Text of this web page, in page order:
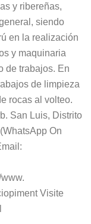
y ribereñas,
siendo
en la realización
y maquinaria
de trabajos. En
de limpieza
rocas al volteo.
San Luis, Distrito
On
Visite